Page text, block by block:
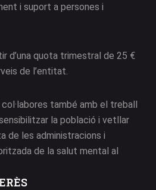
i suport a persones i
d’una quota trimestral de 25 €
de l’entitat.
també amb el treball
la població i vetllar
de les administracions i
de la salut mental al